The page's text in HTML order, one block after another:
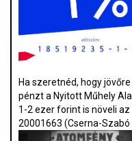
Ha szeretnéd, hogy
pénzt a Nyitott Műhely
1-2 ezer forint is növeli
20001663 (Cserna-Szabó